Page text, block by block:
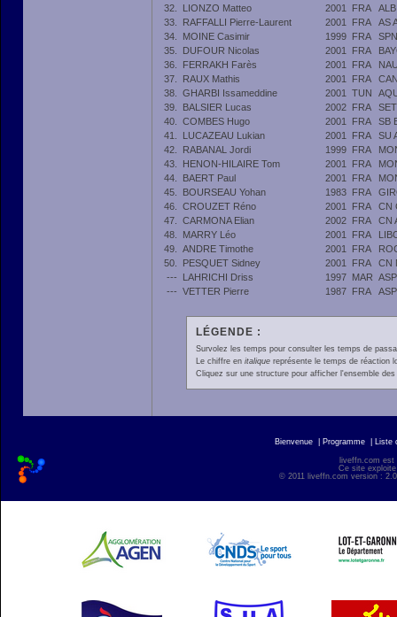
32.
LIONZO Matteo 2001 FRA
33.
RAFFALLI Pierre-Laurent 2001 FRA
AS
34.
MOINE Casimir 1999 FRA
35.
DUFOUR Nicolas 2001 FRA
36.
FERRAKH Farès 2001 FRA
37.
RAUX Mathis 2001 FRA
38.
GHARBI Issameddine 2001 TUN
39.
BALSIER Lucas 2002 FRA
40.
COMBES Hugo 2001 FRA
SB
41.
LUCAZEAU Lukian 2001 FRA
SU
42.
RABANAL Jordi 1999 FRA
43.
HENON-HILAIRE Tom 2001 FRA
44.
BAERT Paul 2001 FRA
45.
BOURSEAU Yohan 1983 FRA
46.
CROUZET Réno 2001 FRA
CN
47.
CARMONA Elian 2002 FRA
CN
48.
MARRY Léo 2001 FRA
49.
ANDRE Timothe 2001 FRA
50.
PESQUET Sidney 2001 FRA
CN
---
LAHRICHI Driss 1997 MAR
--- VETTER Pierre 1987 FRA
LÉGENDE :
Survolez les temps pour consulter les temps de
Le chiffre en italiquereprésente le temps de réaction
Cliquez sur une structure pour afficher l'ensemble
Bienvenue Programme Liste
liveffn.com est
Ce site
© 2011 liveffn.com version :